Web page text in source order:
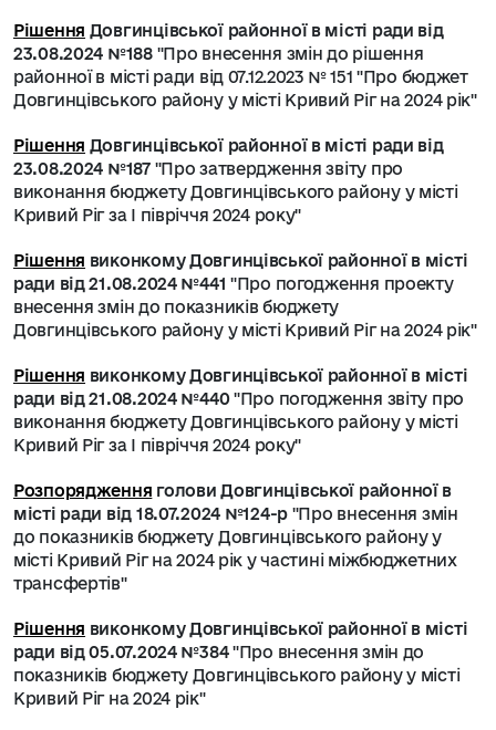
Рішення Довгинцівської районної в місті ради від
23.08.2024 №188"Про внесення змін до рішення
районної в місті ради від 07.12.2023 № 151 "Про бюджет
Довгинцівського району у місті Кривий Ріг на 2024 рік"
Рішення Довгинцівської районної в місті ради від
23.08.2024 №187"Про затвердження звіту про
виконання бюджету Довгинцівського району у місті
Кривий Ріг за І півріччя 2024 року"
Рішення виконкому Довгинцівської районної в місті
ради від 21.08.2024 №441 "Про погодження проекту
внесення змін до показників бюджету
Довгинцівського району у місті Кривий Ріг на 2024 рік"
Рішення виконкому Довгинцівської районної в місті
ради від 21.08.2024 №440"Про погодження звіту про
виконання бюджету Довгинцівського району у місті
Кривий Ріг за І півріччя 2024 року"
Розпорядження голови Довгинцівської районної в
місті ради від 18.07.2024 №124-р "Про внесення змін
до показників бюджету Довгинцівського району у
місті Кривий Ріг на 2024 рік у частині міжбюджетних
трансфертів"
Рішення виконкому Довгинцівської районної в місті
ради від 05.07.2024 №384"Про внесення змін до
показників бюджету Довгинцівського району у місті
Кривий Ріг на 2024 рік"